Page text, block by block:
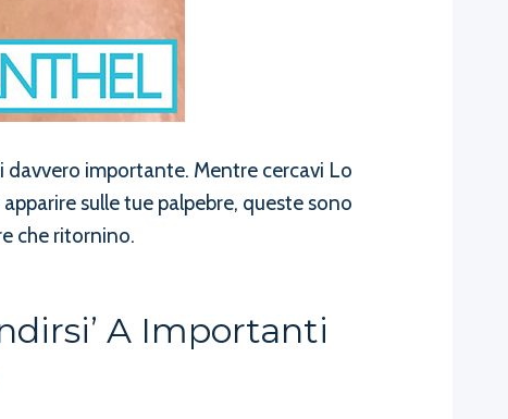
importante. Mentre cercavi Lo
sulle tue palpebre, queste sono
che ritornino.
A Importanti